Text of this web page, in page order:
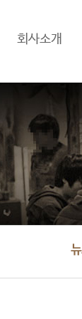
회사소개